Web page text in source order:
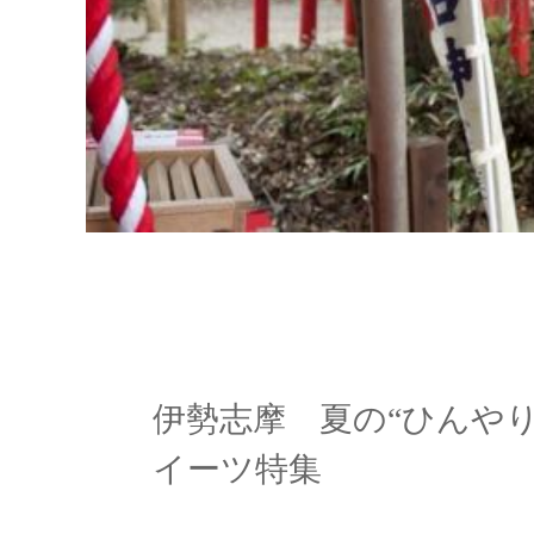
伊勢志摩 夏の“ひんや
イーツ特集